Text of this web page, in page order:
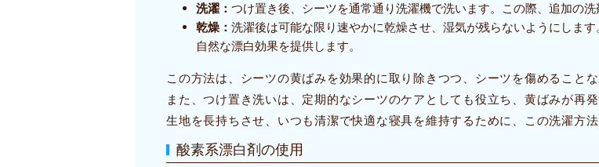
洗濯： つけ置き後、シーツを通常通り洗濯機で洗います。この際、追加の
乾燥： 洗濯後は可能な限り速やかに乾燥させ、湿気が残らないようにしま
自然な漂白効果を提供します。
この方法は、シーツの黄ばみを効果的に取り除きつつ、シーツを傷めること
また、つけ置き洗いは、定期的なシーツのケアとしても役立ち、黄ばみが再
生地を長持ちさせ、いつも清潔で快適な寝具を維持するために、この洗濯方
酸素系漂白剤の使用